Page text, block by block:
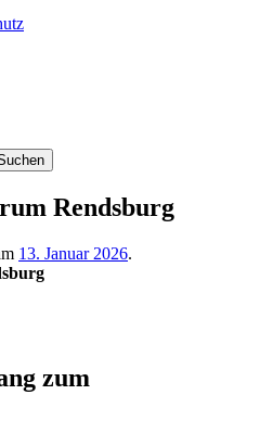
Rendsburg
13. Januar 2026.
zum